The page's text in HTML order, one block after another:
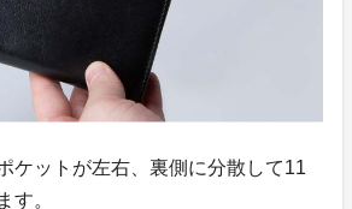
ケットが左右、裏側に分散して11
す。